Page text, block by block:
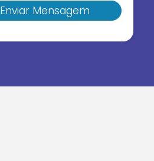
Enviar Mensagem